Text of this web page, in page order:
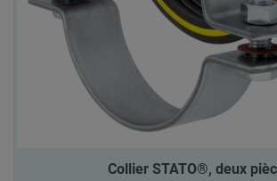
Collier STATO®, deux